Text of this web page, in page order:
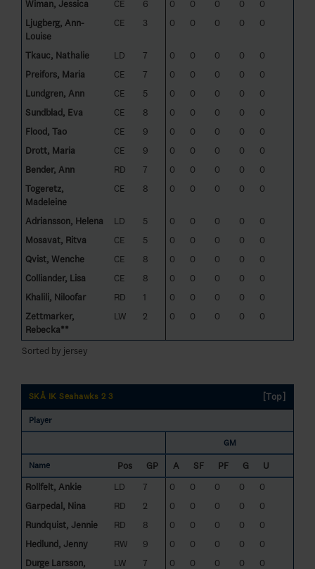
Wiman, Jessica CE 6 0 0 0 0
0
Ljugberg, Ann-
Louise
CE 3 0 0 0 0 0
Tkauc, Nathalie LD 7 0 0 0 0
0
Preifors, Maria
CE 7 0 0 0 0
0
Lundgren, Ann
CE 5 0 0 0 0
0
Sundblad, Eva
CE 8 0 0 0 0
0
Flood, Tao
CE 9 0 0 0 0
0
Drott, Maria
CE 9 0 0 0 0
0
Bender, Ann
RD 7 0 0 0 0
0
Togeretz,
Madeleine
CE 8 0 0 0 0 0
Adriansson, Helena LD 5 0 0 0 0
0
Mosavat, Ritva
CE 5 0 0 0 0
0
Qvist, Wenche
CE 8 0 0 0 0
0
Colliander, Lisa
CE 8 0 0 0 0
0
Khalili, Niloofar
RD 1 0 0 0 0
0
Zettmarker,
Rebecka**
LW 2 0 0 0 0 0
Sorted by jersey
SKÅ IK Seahawks 2 3 [Top]
Player
GM
Name Pos GP A SF PF G
U
Rollfelt, Ankie
LD 7 0 0 0 0
0
Garpedal, Nina
RD 2 0 0 0 0
0
Rundquist, Jennie
RD 8 0 0 0 0
0
Hedlund, Jenny
RW 9 0 0 0 0
0
Durge Larsson,
LW 7 0 0 0 0 0